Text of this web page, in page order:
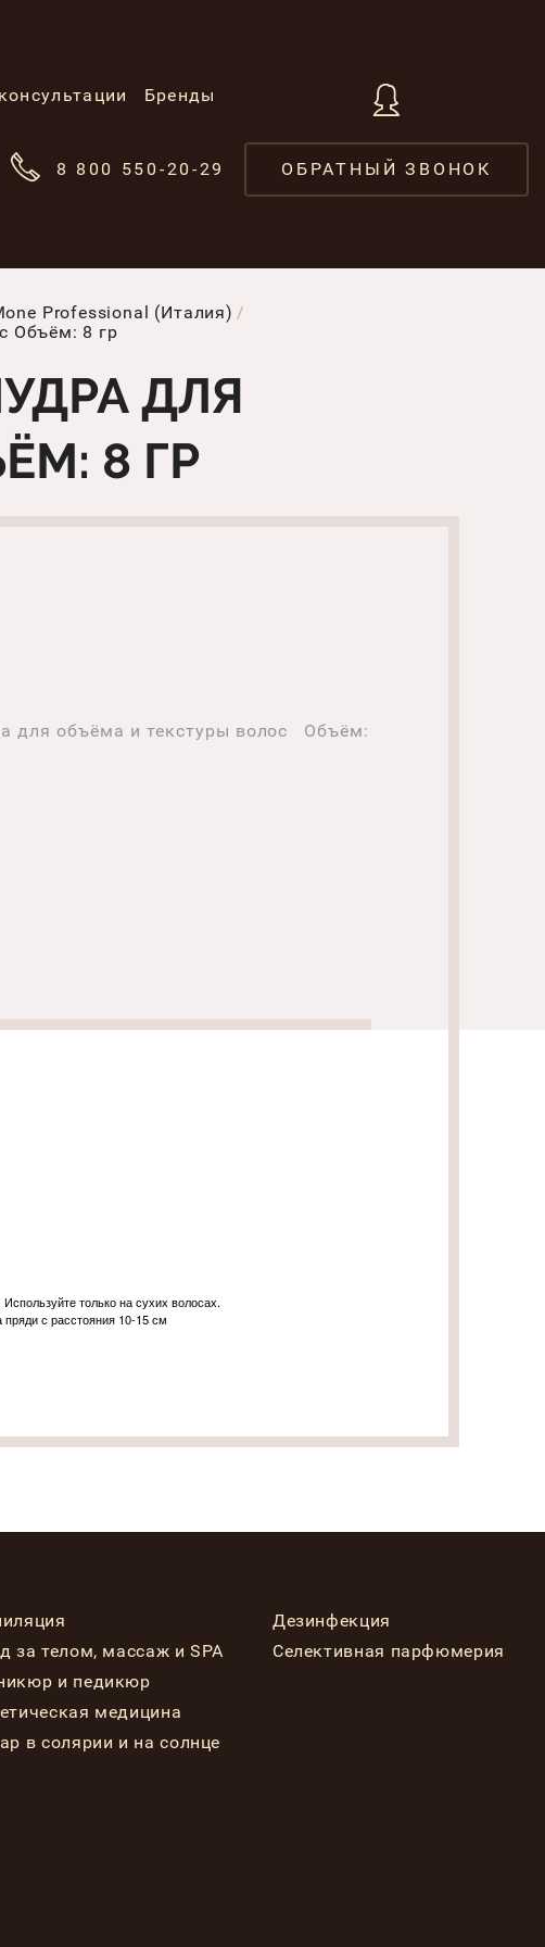
Бренды
8 800 550-20-29 ОБРАТНЫЙ ЗВОНОК
Professional (Италия)
Объём: 8 гр
ДЛЯ
8 ГР
для объёма и текстуры волос Объём:
только на сухих волосах.
с расстояния 10-15 см
за телом, массаж и SPA
и педикюр
медицина
в солярии и на солнце
Дезинфекция
Селективная парфюмерия